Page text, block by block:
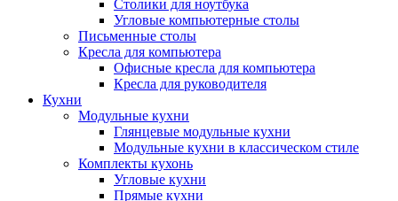
Столики для ноутбука
Угловые компьютерные столы
Письменные столы
Кресла для компьютера
Офисные кресла для компьютера
Кресла для руководителя
Кухни
Модульные кухни
Глянцевые модульные кухни
Модульные кухни в классическом стиле
Комплекты кухонь
Угловые кухни
Прямые кухни